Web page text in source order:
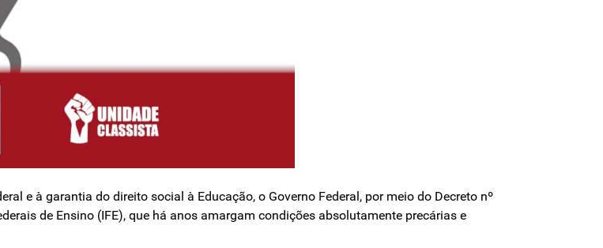
e à garantia do direito social à Educação, o Governo Federal, por meio do Decreto nº
de Ensino (IFE), que há anos amargam condições absolutamente precárias e